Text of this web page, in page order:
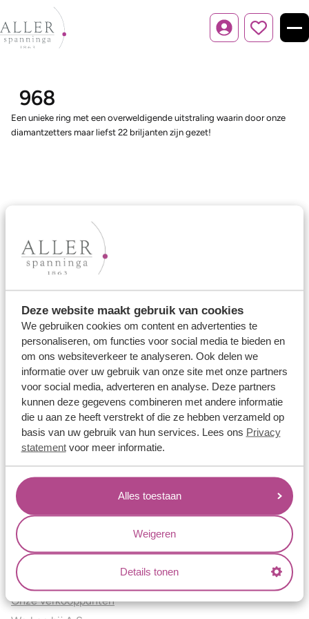
Deze website maakt gebruik van cookies
We gebruiken cookies om content en advertenties te
personaliseren, om functies voor social media te bieden en
om ons websiteverkeer te analyseren. Ook delen we
informatie over uw gebruik van onze site met onze partners
voor social media, adverteren en analyse. Deze partners
kunnen deze gegevens combineren met andere informatie
die u aan ze heeft verstrekt of die ze hebben verzameld op
basis van uw gebruik van hun services. Lees ons Privacy
statementvoor meer informatie.
Alles toestaan
Weigeren
Details tonen
Inloggen
968
Een unieke ring met een overweldigende uitstraling waarin door onze
diamantzetters maar liefst 22 briljanten zijn gezet!
Ons aanbod
Trouwringen
Memoireringen
Verlovingsringen
Vriendschapsringen
Over ons
Aller Spanninga
Historie
Certificaten
Blogs
Jouw voordelen
Conflictvrije Materialen
Oneindig veel mogelijkheden
Kwaliteit
Juweliers & Contact
Onze verkooppunten